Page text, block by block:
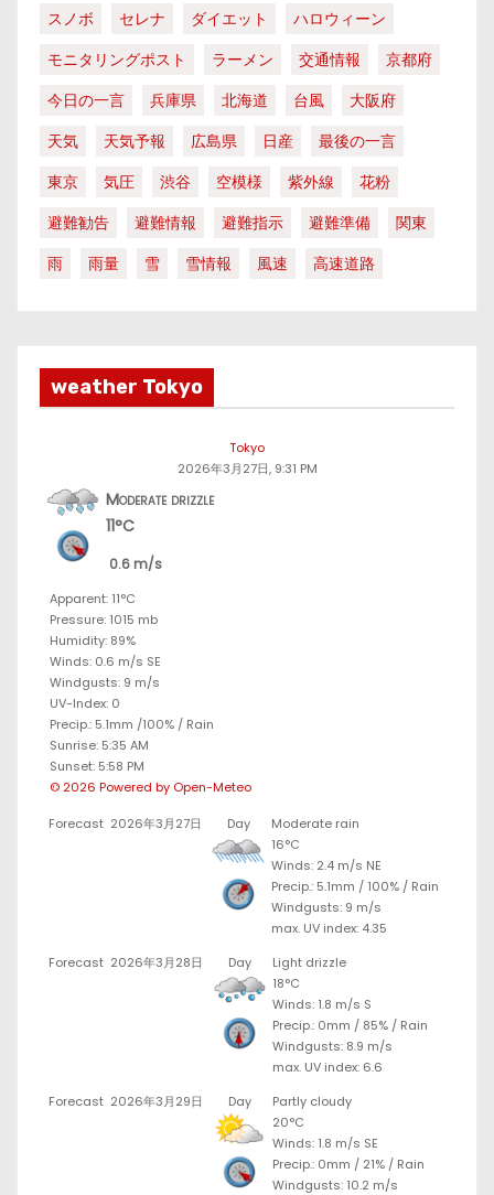
スノボ
セレナ ダイエット
ハロウィーン
モニタリングポスト
ラーメン 交通情報
京都府
今日の一言
兵庫県 北海道 台風
大阪府
天気
天気予報 広島県 日産
最後の一言
東京
気圧 渋谷 空模様 紫外線
花粉
避難勧告
避難情報 避難指示 避難準備
関東
雨
雨量 雪 雪情報 風速 高速道路
weather Tokyo
Tokyo
2026年3月27日, 9:31 PM
Moderate drizzle
11°C
0.6 m/s
Apparent: 11°C
Pressure: 1015 mb
Humidity: 89%
Winds: 0.6 m/s SE
Windgusts: 9 m/s
UV-Index: 0
Precip.: 5.1mm /100% / Rain
Sunrise: 5:35 AM
Sunset: 5:58 PM
© 2026 Powered by Open-Meteo
Forecast 2026年3月27日 Day
Moderate rain
16°C
Winds: 2.4 m/s NE
Precip.: 5.1mm / 100% / Rain
Windgusts: 9 m/s
max. UV index: 4.35
Forecast 2026年3月28日 Day
Light drizzle
18°C
Winds: 1.8 m/s S
Precip.: 0mm / 85% / Rain
Windgusts: 8.9 m/s
max. UV index: 6.6
Forecast 2026年3月29日 Day
Partly cloudy
20°C
Winds: 1.8 m/s SE
Precip.: 0mm / 21% / Rain
Windgusts: 10.2 m/s